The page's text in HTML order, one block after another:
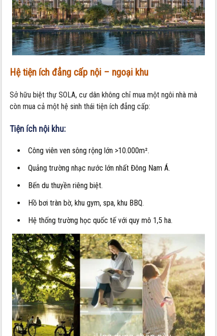
Hệ tiện ích đẳng cấp nội – ngoại khu
Sở hữu biệt thự SOLA, cư dân không chỉ mua một ngôi nhà mà
còn mua cả một hệ sinh thái tiện ích đẳng cấp:
Tiện ích nội khu:
Công viên ven sông rộng lớn >10.000m².
Quảng trường nhạc nước lớn nhất Đông Nam Á.
Bến du thuyền riêng biệt.
Hồ bơi tràn bờ, khu gym, spa, khu BBQ.
Hệ thống trường học quốc tế với quy mô 1,5 ha.